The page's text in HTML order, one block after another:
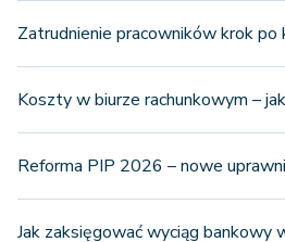
Zatrudnienie pracowników krok po
Koszty w biurze rachunkowym –
Reforma PIP 2026 – nowe
Jak zaksięgować wyciąg bankowy